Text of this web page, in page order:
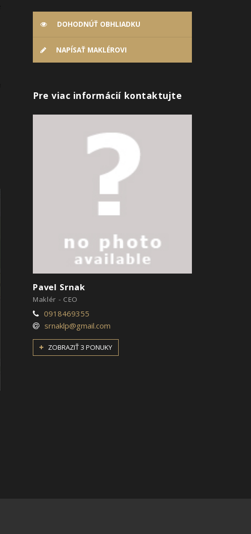
DOHODNÚŤ OBHLIADKU
NAPÍSAŤ MAKLÉROVI
Pre viac informácií kontaktujte
Pavel Srnak
Maklér - CEO
0918469355
srnaklp@gmail.com
ZOBRAZIŤ 3 PONUKY